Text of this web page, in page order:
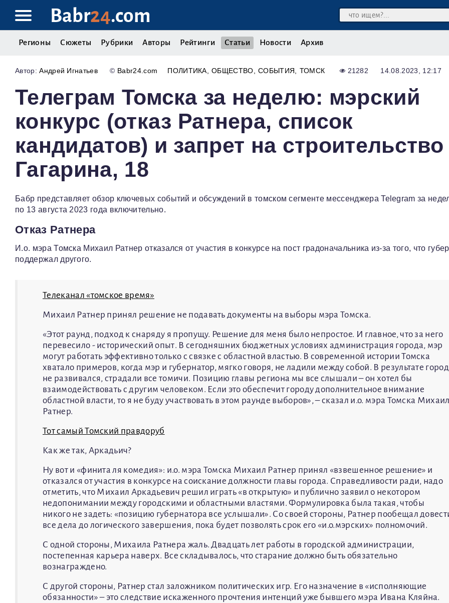
Babr24.com
Регионы Сюжеты Рубрики Авторы Рейтинги Статьи Новости Архив
Андрей Игнатьев © Babr24.com ПОЛИТИКА ОБЩЕСТВО СОБЫТИЯ ТОМСК 21282 14.08.2023, 12:17
Телеграм Томска за неделю: мэрский
конкурс (отказ Ратнера, список
кандидатов) и запрет на
Гагарина, 18
Бабр представляет обзор ключевых событий и обсуждений в томском сегменте мессенджера Telegram за
по 13 августа 2023 года включительно.
Отказ Ратнера
И.о. мэра Томска Михаил Ратнер отказался от участия в конкурсе на пост градоначальника из-за того, что
поддержал другого.
Телеканал «томское время»
Михаил Ратнер принял решение не подавать документы на выборы мэра Томска.
«Этот раунд, подход к снаряду я пропущу. Решение для меня было непростое. И главное, что за него
перевесило - исторический опыт. В сегодняшних бюджетных условиях администрация города, мэр
могут работать эффективно только с связке с областной властью. В современной истории Томска
хватало примеров, когда мэр и губернатор, мягко говоря, не ладили между собой. В результате город
не развивался, страдали все томичи. Позицию главы региона мы все слышали – он хотел бы
взаимодействовать с другим человеком. Если это обеспечит городу дополнительное внимание
областной власти, то я не буду участвовать в этом раунде выборов», – сказал и.о. мэра Томска
Ратнер.
Тот самый Томский правдоруб
Как же так, Аркадьич?
Ну вот и «финита ля комедия»: и.о. мэра Томска Михаил Ратнер принял «взвешенное решение» и
отказался от участия в конкурсе на соискание должности главы города. Справедливости ради, надо
отметить, что Михаил Аркадьевич решил играть «в открытую» и публично заявил о некотором
недопонимании между городскими и областными властями. Формулировка была такая, чтобы
никого не задеть: «позицию губернатора все услышали». Со своей стороны, Ратнер пообещал
все дела до логического завершения, пока будет позволять срок его «и.о.мэрских» полномочий.
С одной стороны, Михаила Ратнера жаль. Двадцать лет работы в городской администрации,
постепенная карьера наверх. Все складывалось, что старание должно быть обязательно
вознаграждено.
С другой стороны, Ратнер стал заложником политических игр. Его назначение в «исполняющие
обязанности» – это следствие искаженного прочтения интенций уже бывшего мэра Ивана Кляйна.